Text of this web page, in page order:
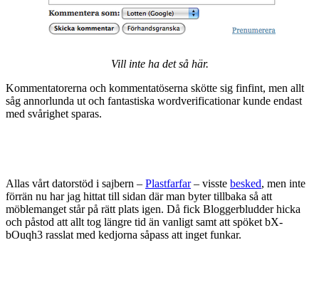
Vill inte ha det så här.
Kommentatorerna och kommentatöserna skötte sig finfint, men allt
såg annorlunda ut och fantastiska wordverificationar kunde endast
med svårighet sparas.
Allas vårt datorstöd i sajbern – Plastfarfar– visste besked, men inte
förrän nu har jag hittat till sidan där man byter tillbaka så att
möblemanget står på rätt plats igen. Då fick Bloggerbludder hicka
och påstod att allt tog längre tid än vanligt samt att spöket bX-
bOuqh3 rasslat med kedjorna såpass att inget funkar.